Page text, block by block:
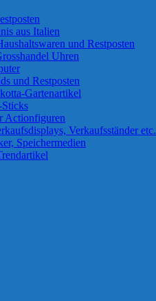
aus Italien
und Restposten
Uhren
und Restposten
Gartenartikel
Actionfiguren
Verkaufsständer etc.
Speichermedien